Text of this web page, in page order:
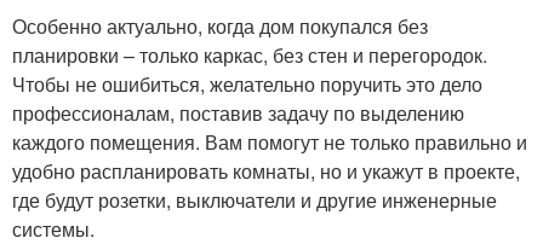
Особенно актуально, когда дом покупался без
планировки – только каркас, без стен и перегородок.
Чтобы не ошибиться, желательно поручить это дело
профессионалам, поставив задачу по выделению
каждого помещения. Вам помогут не только правильно и
удобно распланировать комнаты, но и укажут в проекте,
где будут розетки, выключатели и другие инженерные
системы.